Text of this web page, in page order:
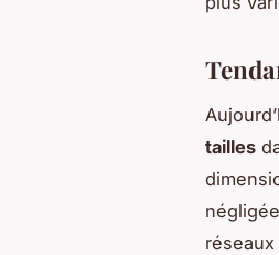
tailles